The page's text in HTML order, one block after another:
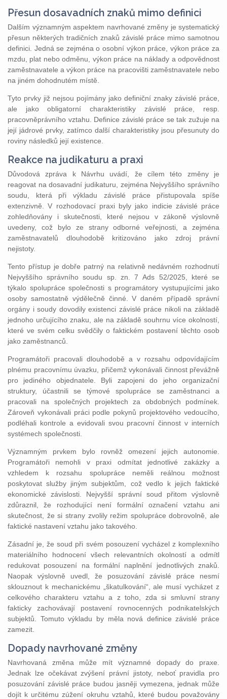
Přesun dosavadních znaků mimo definici
Dalším významným aspektem navrhované změny je systematický
přesun některých tradičních znaků závislé práce mimo samotnou
definici. Jedná se zejména o osobní výkon práce, výkon práce za
mzdu, plat nebo odměnu, výkon práce na náklady a odpovědnost
zaměstnavatele a výkon práce na pracovišti zaměstnavatele nebo
na jiném dohodnutém místě.
Tyto prvky již nejsou pojímány jako definiční znaky závislé práce,
ale jako obligatorní charakteristiky závislé práce, resp.
pracovněprávního vztahu. Definice závislé práce se tak zužuje na
její jádrové prvky, zatímco další charakteristiky jsou přesunuty do
roviny následků její existence.
Reakce na judikaturu a praxi
Důvodová zpráva k Návrhu uvádí, že cílem této změny je
reagovat na dosavadní judikaturu, zejména Nejvyššího správního
soudu, která při výkladu závislé práce přistupovala spíše
extenzivně. V rozhodovací praxi byly jako indicie závislé práce
zohledňovány i skutečnosti, které nejsou v zákoně výslovně
uvedeny, což bylo ze strany odborné veřejnosti, a zejména
zaměstnavatelů dlouhodobě kritizováno jako zdroj právní
nejistoty.
Tento přístup je dobře patrný na relativně nedávném rozhodnutí
Nejvyššího správního soudu sp. zn. 7 Ads 52/2025, které se
týkalo spolupráce společnosti s programátory vystupujícími jako
osoby samostatně výdělečně činné. V daném případě správní
orgány i soudy dovodily existenci závislé práce nikoli na základě
jednoho určujícího znaku, ale na základě souhrnu více okolností,
které ve svém celku svědčily o faktickém postavení těchto osob
jako zaměstnanců.
Programátoři pracovali dlouhodobě a v rozsahu odpovídajícím
plnému pracovnímu úvazku, přičemž vykonávali činnost převážně
pro jediného objednatele. Byli zapojeni do jeho organizační
struktury, účastnili se týmové spolupráce se zaměstnanci a
pracovali na společných projektech za obdobných podmínek.
Zároveň vykonávali práci podle pokynů projektového vedoucího,
podléhali kontrole a evidovali svou pracovní činnost v interních
systémech společnosti.
Významným prvkem bylo rovněž omezení jejich autonomie.
Programátoři nemohli v praxi odmítat jednotlivé zakázky a
vzhledem k rozsahu spolupráce neměli reálnou možnost
poskytovat služby jiným subjektům, což vedlo k jejich faktické
ekonomické závislosti. Nejvyšší správní soud přitom výslovně
zdůraznil, že rozhodující není formální označení vztahu ani
skutečnost, že si strany zvolily režim spolupráce dobrovolně, ale
faktické nastavení vztahu jako takového.
Zásadní je, že soud při svém posouzení vycházel z komplexního
materiálního hodnocení všech relevantních okolností a odmítl
redukovat posouzení na formální naplnění jednotlivých znaků.
Naopak výslovně uvedl, že posuzování závislé práce nesmí
sklouznout k mechanickému „škatulkování“, ale musí vycházet z
celkového charakteru vztahu a z toho, zda si smluvní strany
fakticky zachovávají postavení rovnocenných podnikatelských
subjektů. Tomuto výkladu by měla nová definice závislé práce
zamezit.
Dopady navrhované změny
Navrhovaná změna může mít významné dopady do praxe.
Jednak lze očekávat zvýšení právní jistoty, neboť pravidla pro
posuzování závislé práce budou jasněji vymezena, jednak může
dojít k určitému zúžení okruhu vztahů, které budou považovány